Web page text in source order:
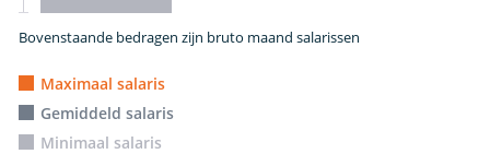
Bovenstaande bedragen zijn bruto maand salarissen
Maximaal salaris
Gemiddeld salaris
Minimaal salaris